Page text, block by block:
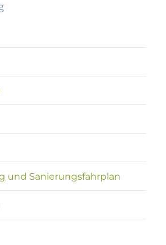
und Sanierungsfahrplan